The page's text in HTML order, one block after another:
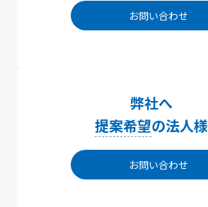
お問い合わせ
弊社へ
提案希望の法人様
お問い合わせ